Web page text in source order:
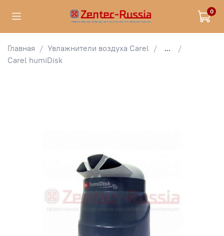
0
Главная Увлажнители воздуха Carel
...
Carel humiDisk